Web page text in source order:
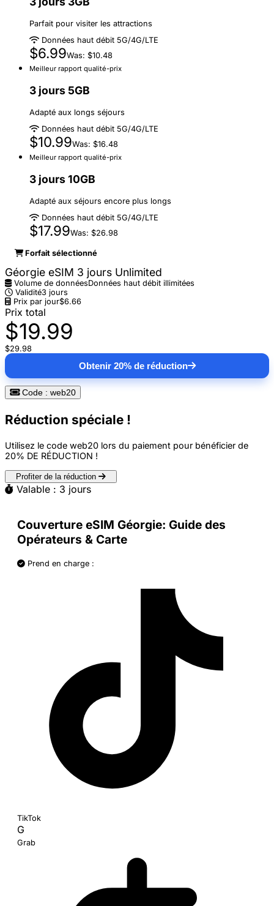
Parfait pour visiter les attractions
Données haut débit 5G/4G/LTE
$6.99Was: $10.48
Meilleur rapport qualité-prix
3 jours 5GB
Adapté aux longs séjours
Données haut débit 5G/4G/LTE
$10.99Was: $16.48
Meilleur rapport qualité-prix
3 jours 10GB
Adapté aux séjours encore plus longs
Données haut débit 5G/4G/LTE
$17.99Was: $26.98
Forfait sélectionné
Géorgie eSIM 3 jours Unlimited
Volume de donnéesDonnées haut débit illimitées
Validité3 jours
Prix par jour$6.66
Prix total
$19.99
$29.98
Obtenir 20% de réduction
Code : web20
Réduction spéciale !
Utilisez le code web20 lors du paiement pour bénéficier de
20% DE RÉDUCTION !
Profiter de la réduction
Valable : 3 jours
Couverture eSIM Géorgie: Guide des
Opérateurs & Carte
Prend en charge :
TikTok
G
Grab